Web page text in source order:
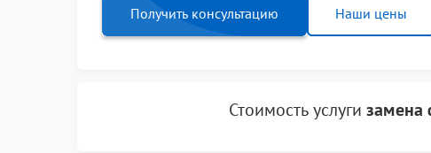
Получить консультацию Наши цены
Стоимость услугизамена